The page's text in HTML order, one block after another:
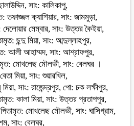
সাং: কালিকাপু,
ক্যাশিয়ার, সাং: জামমুড়া,
মেম্বার, সাং: উত্তর কৈইয়া,
ছন্দু মিয়া, সাং: আব্দুল্লাহপুর,
আলী আহাম্মদ, সাং: আশ্রাফপুর,
মোখলেছ মৌলভী, সাং: বেলঘর ।
মিয়া, সাং: শুয়ারখিল,
সাং: রাজেন্দ্রপুর, পো: চক লক্ষীপুর,
কালা মিয়া, সাং: উত্তর প্রতাপপুর,
মোখলেছ মৌলভী, সাং: ঘাসিগ্রাম,
সাং: বেলঘর,